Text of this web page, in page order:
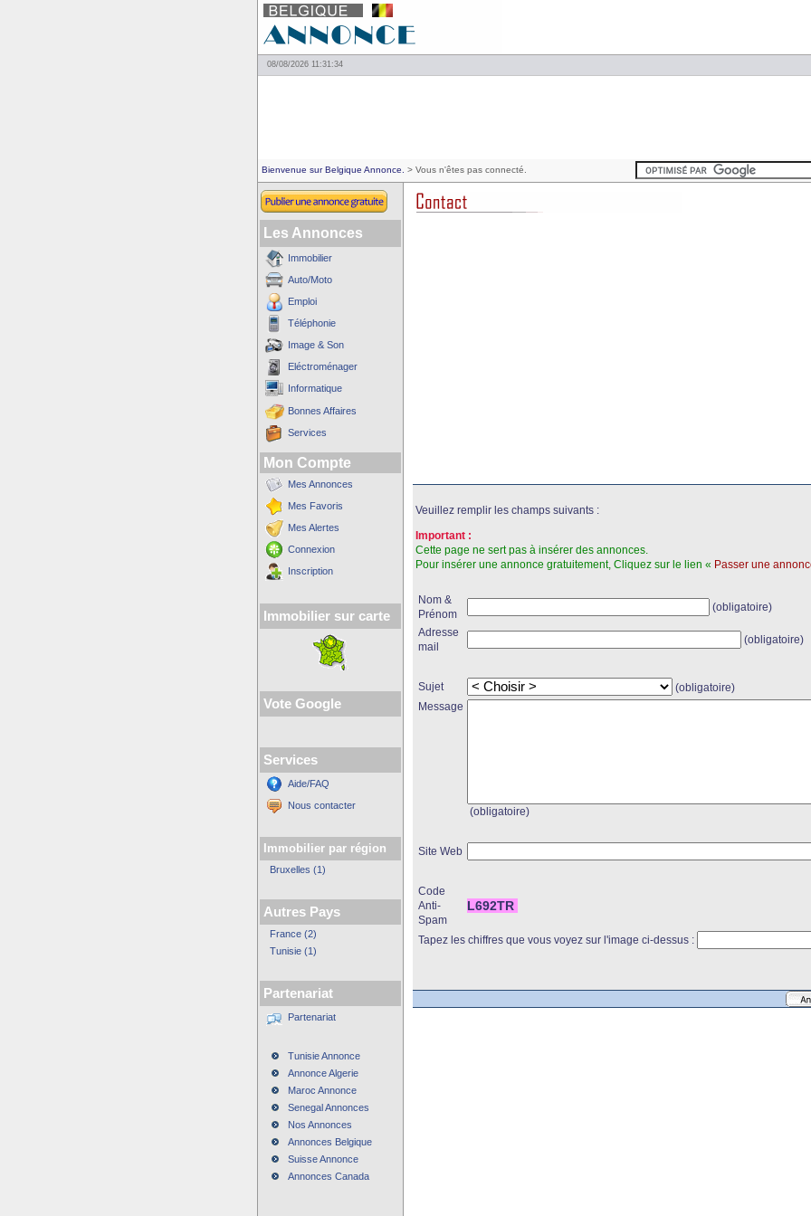
08/08/2026 11:31:34
Bienvenue sur Belgique Annonce. > Vous n'êtes pas connecté.
Les Annonces
Immobilier
Auto/Moto
Emploi
Téléphonie
Image & Son
Eléctroménager
Informatique
Bonnes Affaires
Services
Mon Compte
Mes Annonces
Mes Favoris
Mes Alertes
Connexion
Inscription
Immobilier sur carte
Vote Google
Services
Aide/FAQ
Nous contacter
Immobilier par région
Bruxelles (1)
Autres Pays
France (2)
Tunisie (1)
Partenariat
Partenariat
Tunisie Annonce
Annonce Algerie
Maroc Annonce
Senegal Annonces
Nos Annonces
Annonces Belgique
Suisse Annonce
Annonces Canada
Veuillez remplir les champs suivants :
Important :
Cette page ne sert pas à insérer des annonces.
Pour insérer une annonce gratuitement, Cliquez sur le lien « Passer une
Nom &
Prénom
(obligatoire)
Adresse
mail
(obligatoire)
Sujet
(obligatoire)
Message
(obligatoire)
Site Web
Code
Anti-
Spam
L692TR
Tapez les chiffres que vous voyez sur l'image ci-dessus :